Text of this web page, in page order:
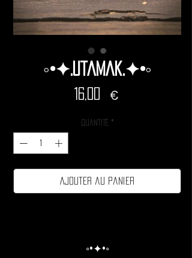
◦•✦.Utamak.✦•◦
16,00 €Prix
Quantité *
Ajouter au panier
◦•✦•◦